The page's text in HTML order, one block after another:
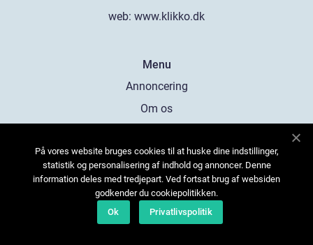
web: www.klikko.dk
Menu
Annoncering
Om os
Kontakt os
Sitemap
På vores website bruges cookies til at huske dine indstillinger,
statistik og personalisering af indhold og annoncer. Denne
information deles med tredjepart. Ved fortsat brug af websiden
godkender du cookiepolitikken.
Ok
Privatlivspolitik